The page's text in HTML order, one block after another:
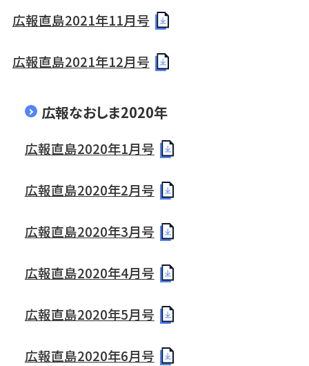
広報直島2021年11月号
広報直島2021年12月号
広報なおしま2020年
広報直島2020年1月号
広報直島2020年2月号
広報直島2020年3月号
広報直島2020年4月号
広報直島2020年5月号
広報直島2020年6月号